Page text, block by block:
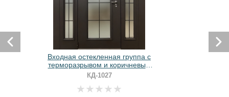
Входная остекленная группа с
терморазрывом и коричневым
порошковым окрашиванием
КД-1027